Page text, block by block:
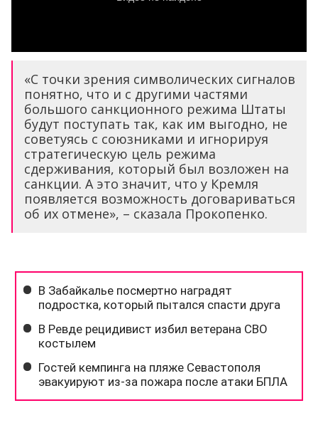
«С точки зрения символических сигналов
понятно, что и с другими частями
большого санкционного режима Штаты
будут поступать так, как им выгодно, не
советуясь с союзниками и игнорируя
стратегическую цель режима
сдерживания, который был возложен на
санкции. А это значит, что у Кремля
появляется возможность договариваться
об их отмене», – сказала Прокопенко.